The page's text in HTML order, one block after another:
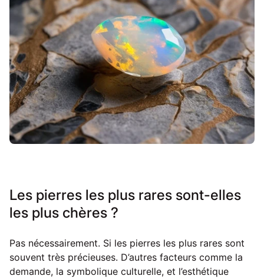
Les pierres les plus rares sont-elles
les plus chères ?
Pas nécessairement. Si les pierres les plus rares sont
souvent très précieuses. D’autres facteurs comme la
demande, la symbolique culturelle, et l’esthétique